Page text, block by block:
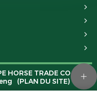
TRADE CO.,LTD.
(PLAN DU SITE)